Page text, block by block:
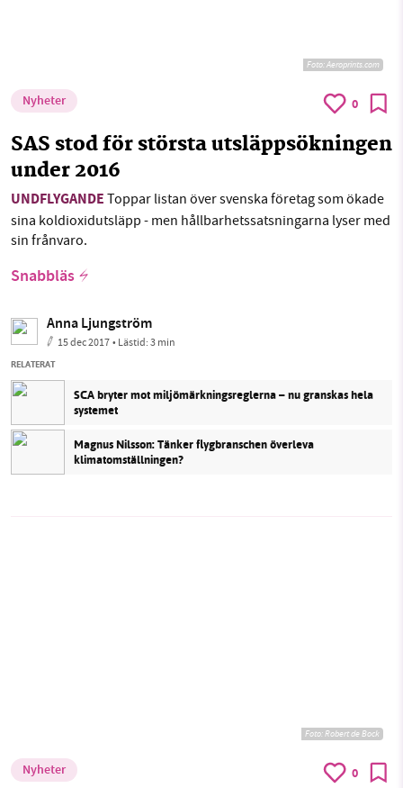
Foto:Aeroprints.com
Nyheter 0
SAS stod för största utsläppsökningen
under 2016
UNDFLYGANDE Toppar listan över svenska företag som ökade
sina koldioxidutsläpp - men hållbarhetssatsningarna lyser med
sin frånvaro.
Snabbläs
Anna Ljungström
15 dec 2017• Lästid:3 min
RELATERAT
SCA bryter mot miljömärkningsreglerna – nu granskas hela
systemet
Magnus Nilsson: Tänker flygbranschen överleva
klimatomställningen?
Foto:Robert de Bock
Nyheter 0